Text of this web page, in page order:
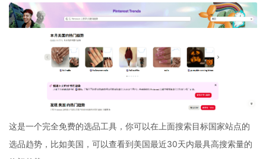
这是一个完全免费的选品工具，你可以在上面搜索目标国家站点的
选品趋势，比如美国，可以查看到美国最近30天内最具高搜索量的